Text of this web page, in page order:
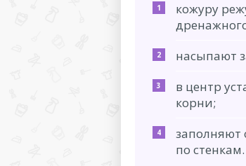
кожуру
насыпают
в центр
корни;
заполняют
по стенкам.